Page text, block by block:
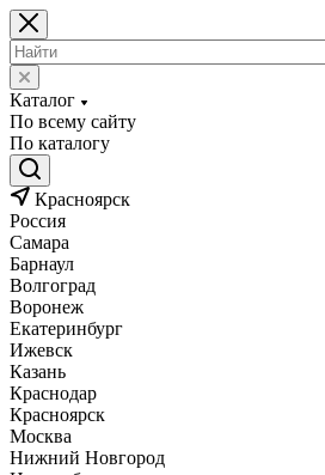
Каталог
По всему сайту
По каталогу
Красноярск
Россия
Самара
Барнаул
Волгоград
Воронеж
Екатеринбург
Ижевск
Казань
Краснодар
Красноярск
Москва
Нижний Новгород